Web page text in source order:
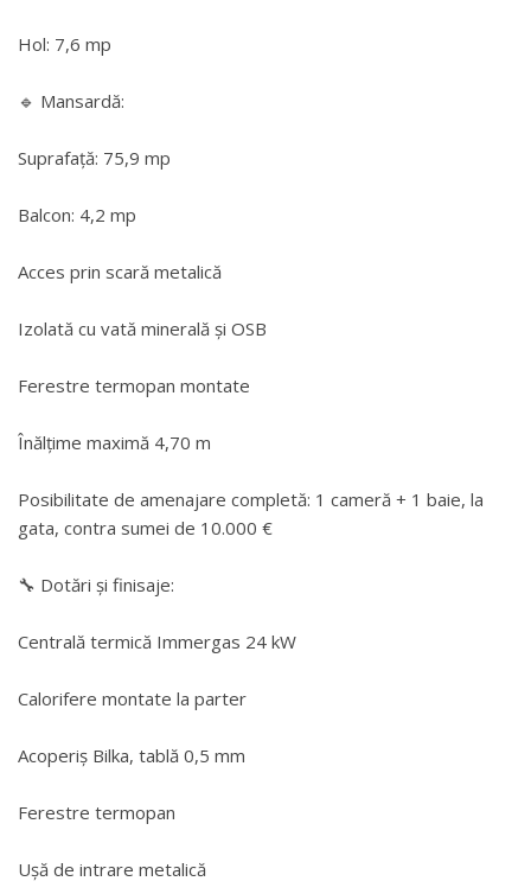
Hol: 7,6 mp
🔹 Mansardă:
Suprafață: 75,9 mp
Balcon: 4,2 mp
Acces prin scară metalică
Izolată cu vată minerală și OSB
Ferestre termopan montate
Înălțime maximă 4,70 m
Posibilitate de amenajare completă: 1 cameră + 1 baie, la
gata, contra sumei de 10.000 €
🔧 Dotări și finisaje:
Centrală termică Immergas 24 kW
Calorifere montate la parter
Acoperiș Bilka, tablă 0,5 mm
Ferestre termopan
Ușă de intrare metalică